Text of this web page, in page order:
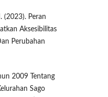
(2023). Peran
Aksesibilitas
Perubahan
2009 Tentang
Sago